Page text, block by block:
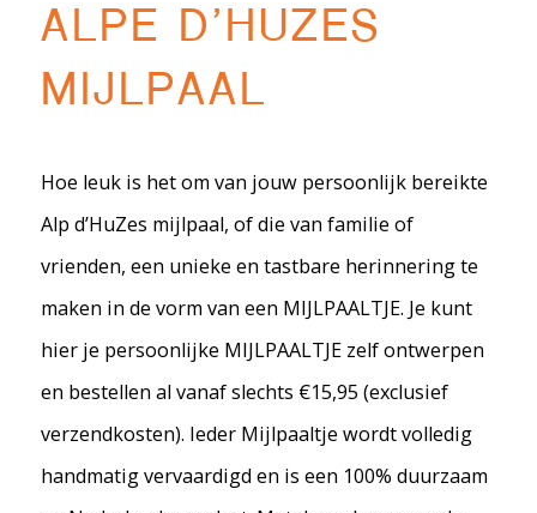
ALPE D’HUZES
MIJLPAAL
Hoe leuk is het om van jouw persoonlijk bereikte
Alp d’HuZes mijlpaal, of die van familie of
vrienden, een unieke en tastbare herinnering te
maken in de vorm van een MIJLPAALTJE. Je kunt
hier je persoonlijke MIJLPAALTJE zelf ontwerpen
en bestellen al vanaf slechts €15,95 (exclusief
verzendkosten). Ieder Mijlpaaltje wordt volledig
handmatig vervaardigd en is een 100% duurzaam